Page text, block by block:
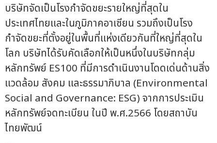
บริษัทจัดเป็นโรงกำจัดขยะรายใหญ่ที่สุดใน
ประเทศไทยและในภูมิภาคอาเซียน รวมถึงเป็นโรง
กำจัดขยะที่ตั้งอยู่ในพื้นที่แห่งเดียวกันที่ใหญ่ที่สุดใน
โลก บริษัทได้รับคัดเลือกให้เป็นหนึ่งในบริษัทกลุ่ม
หลักทรัพย์ ES100 ที่มีการดำเนินงานโดดเด่นด้านสิ่ง
แวดล้อม สังคม และธรรมาภิบาล (Environmental
Social and Governance: ESG) จากการประเมิน
หลักทรัพย์จดทะเบียน ในปี พ.ศ.2566 โดยสถาบัน
ไทยพัฒน์